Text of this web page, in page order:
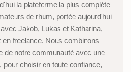
la plateforme la plus complète
de rhum, portée aujourd'hui
Jakob, Lukas et Katharina,
en freelance. Nous combinons
de notre communauté avec une
pour choisir en toute confiance,